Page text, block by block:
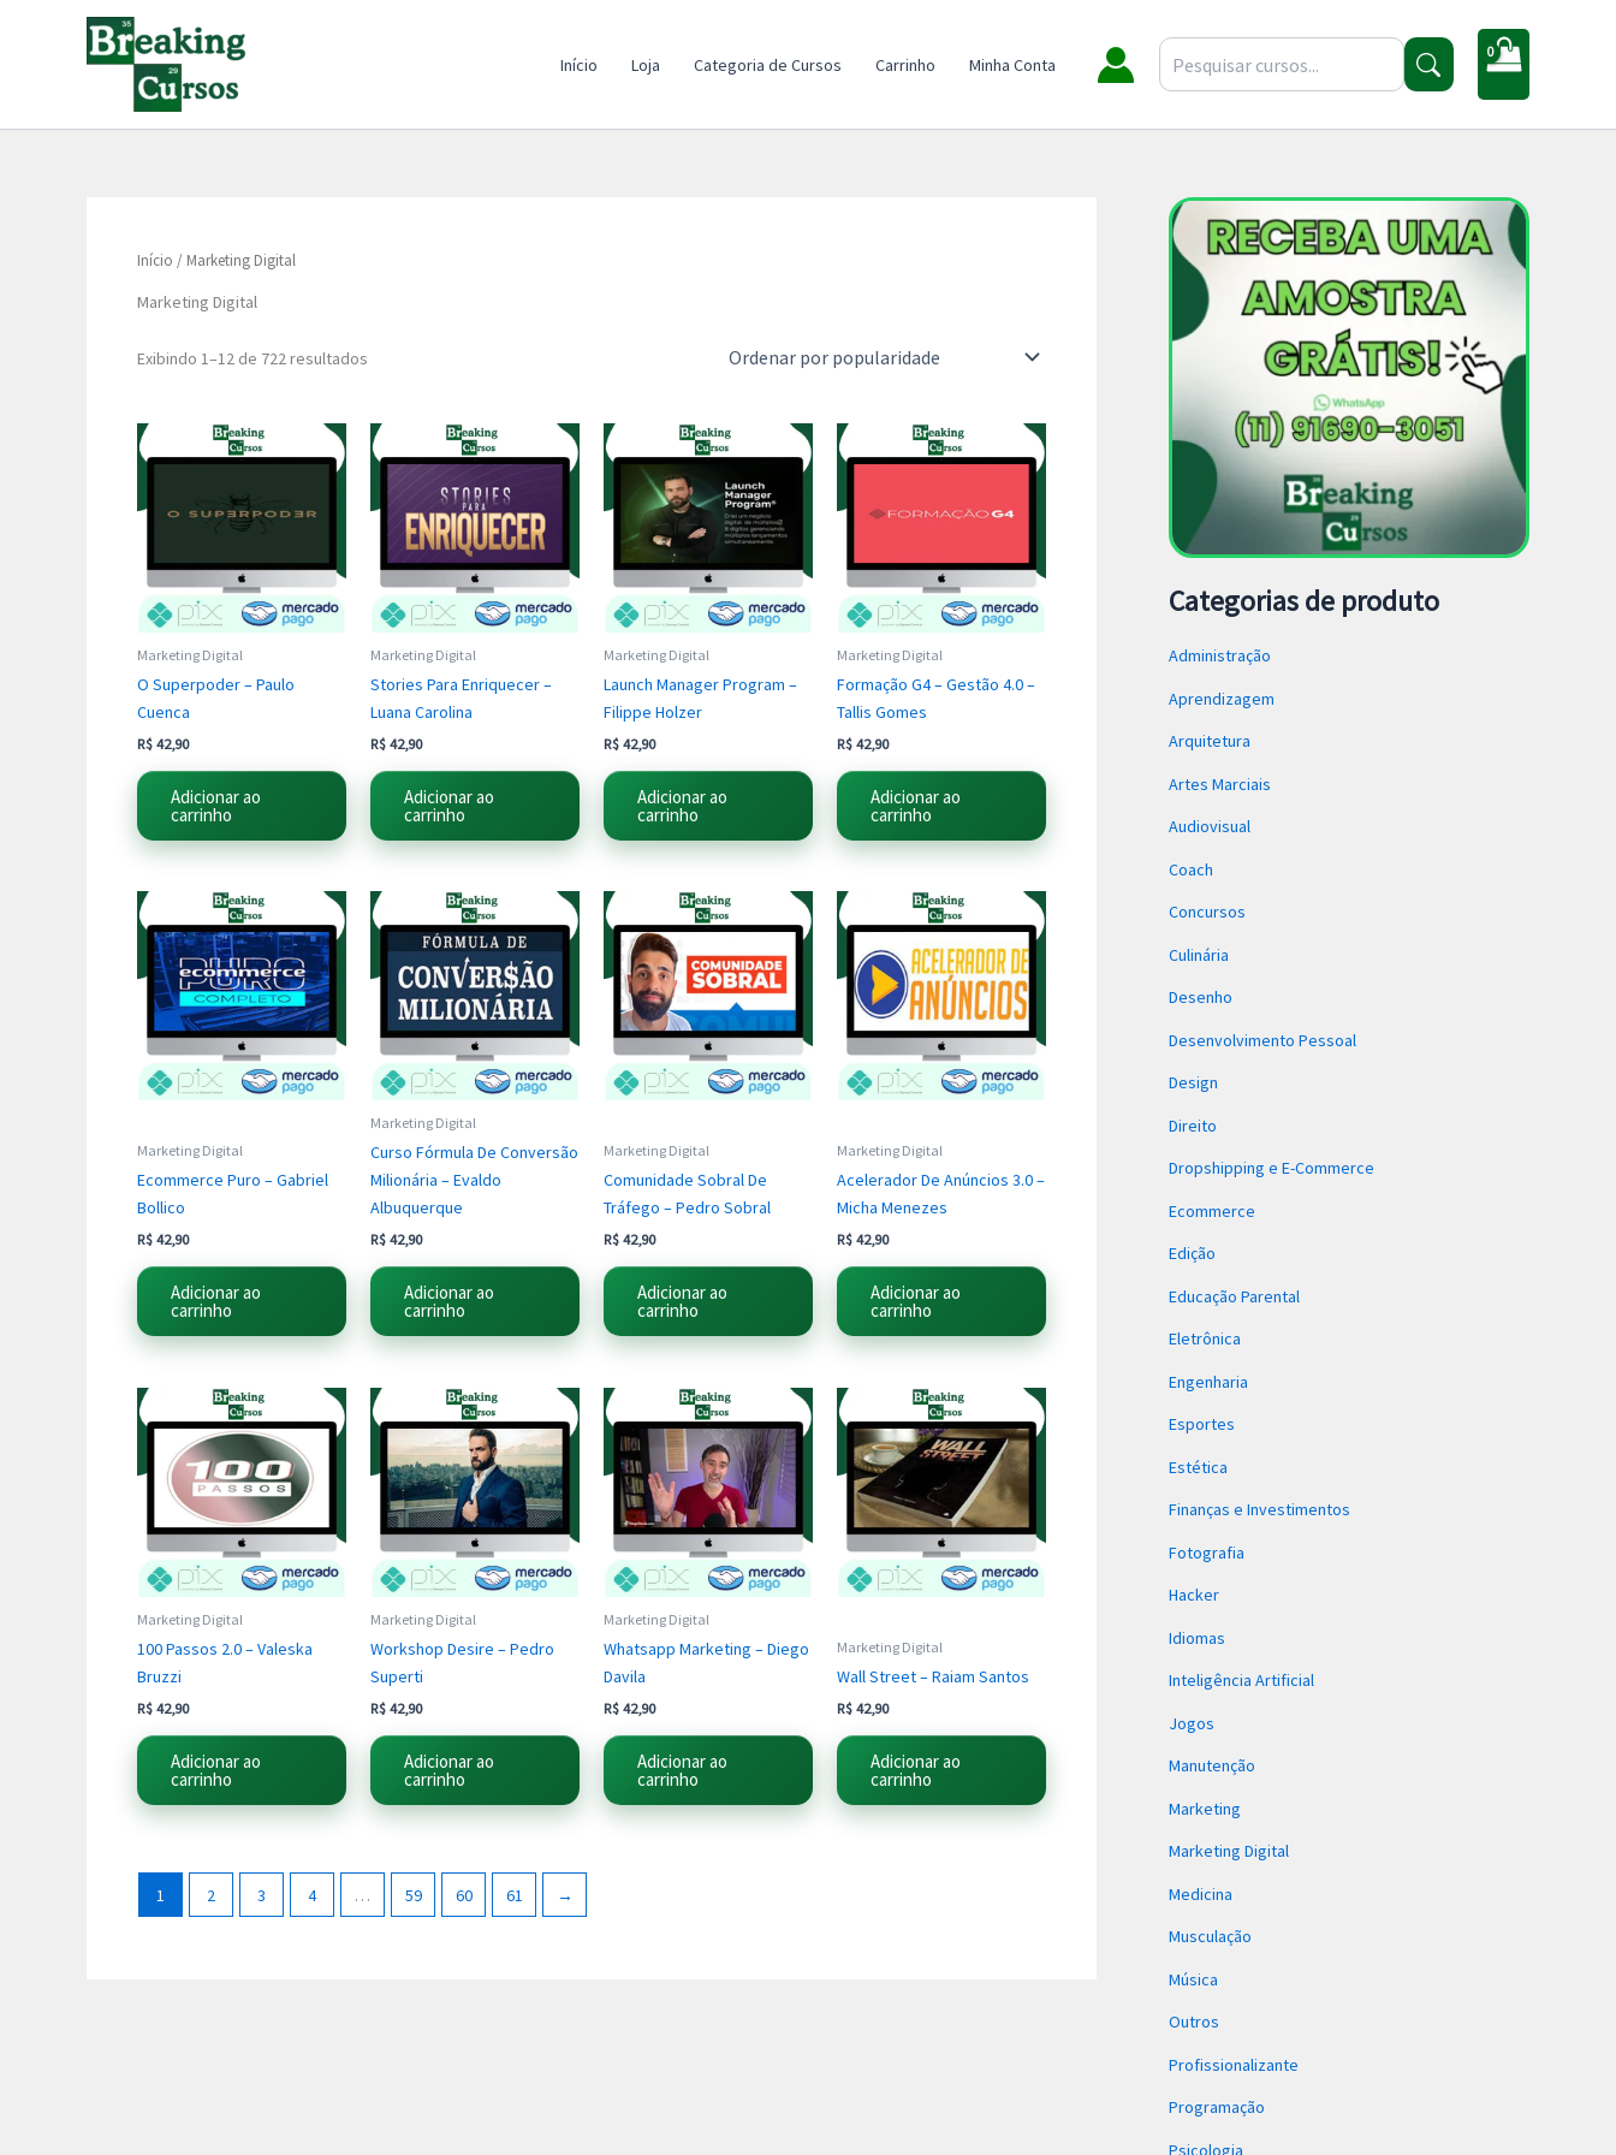
Início Loja Categoria de Cursos Carrinho Minha Conta
Início / Marketing Digital
Marketing Digital
Exibindo 1–12 de 722 resultados
Marketing Digital
O Superpoder – Paulo
Cuenca
R$ 42,90
Adicionar ao
carrinho
Marketing Digital
Stories Para Enriquecer –
Luana Carolina
R$ 42,90
Adicionar ao
carrinho
Marketing Digital
Launch Manager Program –
Filippe Holzer
R$ 42,90
Adicionar ao
carrinho
Marketing Digital
Formação G4 – Gestão 4.0 –
Tallis Gomes
R$ 42,90
Adicionar ao
carrinho
Marketing Digital
Ecommerce Puro – Gabriel
Bollico
R$ 42,90
Adicionar ao
carrinho
Marketing Digital
Curso Fórmula De Conversão
Milionária – Evaldo
Albuquerque
R$ 42,90
Adicionar ao
carrinho
Marketing Digital
Comunidade Sobral De
Tráfego – Pedro Sobral
R$ 42,90
Adicionar ao
carrinho
Marketing Digital
Acelerador De Anúncios 3.0 –
Micha Menezes
R$ 42,90
Adicionar ao
carrinho
Marketing Digital
100 Passos 2.0 – Valeska
Bruzzi
R$ 42,90
Adicionar ao
carrinho
Marketing Digital
Workshop Desire – Pedro
Superti
R$ 42,90
Adicionar ao
carrinho
Marketing Digital
Whatsapp Marketing – Diego
Davila
R$ 42,90
Adicionar ao
carrinho
Marketing Digital
Wall Street – Raiam Santos
R$ 42,90
Adicionar ao
carrinho
1 2 3 4 … 59 60 61 →
Categorias de produto
Administração
Aprendizagem
Arquitetura
Artes Marciais
Audiovisual
Coach
Concursos
Culinária
Desenho
Desenvolvimento Pessoal
Design
Direito
Dropshipping e E-Commerce
Ecommerce
Edição
Educação Parental
Eletrônica
Engenharia
Esportes
Estética
Finanças e Investimentos
Fotografia
Hacker
Idiomas
Inteligência Artificial
Jogos
Manutenção
Marketing
Marketing Digital
Medicina
Musculação
Música
Outros
Profissionalizante
Programação
Psicologia